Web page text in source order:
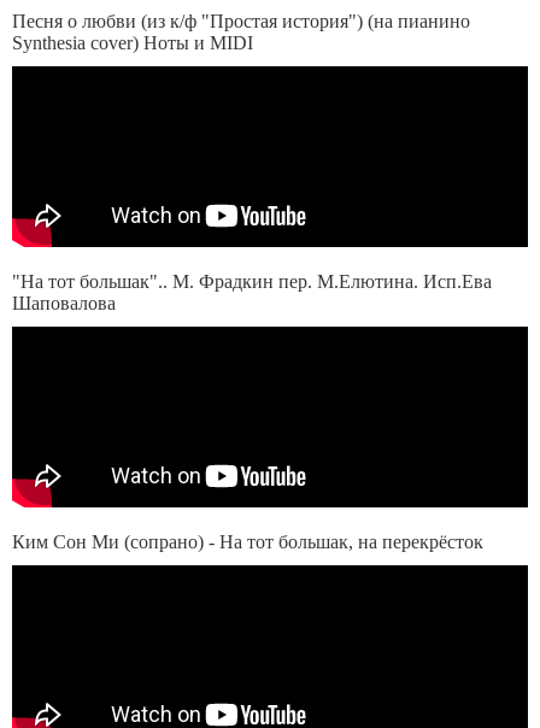
Песня о любви (из к/ф "Простая история") (на пианино
Synthesia cover) Ноты и MIDI
"На тот большак".. М. Фрадкин пер. М.Елютина. Исп.Ева
Шаповалова
Ким Сон Ми (сопрано) - На тот большак, на перекрёсток